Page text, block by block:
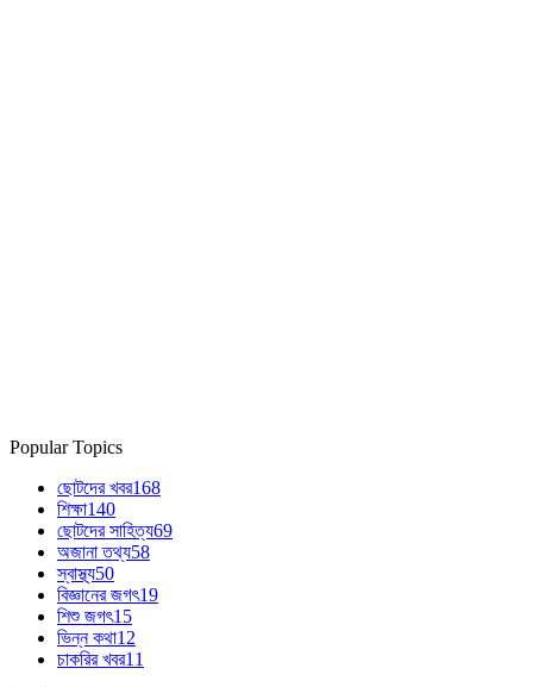
Popular Topics
ছোটদের খবর168
শিক্ষা140
ছোটদের সাহিত্য69
অজানা তথ্য58
স্বাস্থ্য50
বিজ্ঞানের জগৎ19
শিশু জগৎ15
ভিন্ন কথা12
চাকরির খবর11